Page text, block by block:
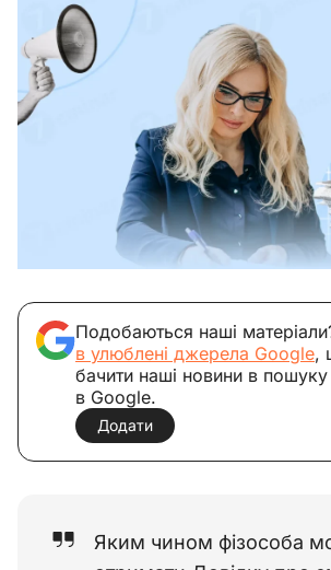
Подобаються наші
в улюблені джерела Google,
бачити наші новини в
в Google.
Додати
Яким чином фізособа